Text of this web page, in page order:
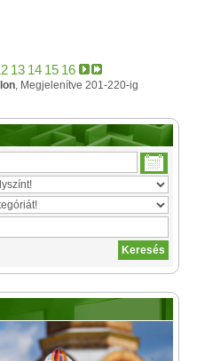
13 14 15 16
, Megjelenítve 201-220-ig